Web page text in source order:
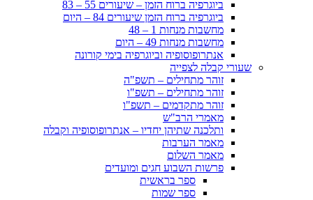
ביוגרפיה ברוח הזמן – שיעורים 55 – 83
ביוגרפיה ברוח הזמן שיעורים 84 – היום
מחשבות מנחות 1 – 48
מחשבות מנחות 49 – היום
אנתרופוסופיה וביוגרפיה בימי קורונה
שעורי קבלה לצפייה
זוהר מתחילים – תשפ"ה
זוהר מתחילים – תשפ"ו
זוהר מתקדמים – תשפ"ו
מאמרי הרב"ש
ותלכנה שתיהן יחדיו – אנתרופוסופיה וקבלה
מאמר הערבות
מאמר השלום
פרשות השבוע חגים ומועדים
ספר בראשית
ספר שמות